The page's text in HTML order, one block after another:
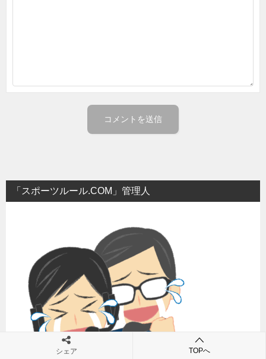
「スポーツルール.COM」管理人
シェア TOPへ